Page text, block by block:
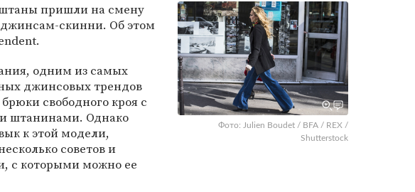
Фото: Julien Boudet / BFA / REX /
Shutterstock
пришли на смену
скинни. Об этом
одним из самых
джинсовых трендов
свободного кроя с
штанинами. Однако
к этой модели,
советов и
с которыми можно ее